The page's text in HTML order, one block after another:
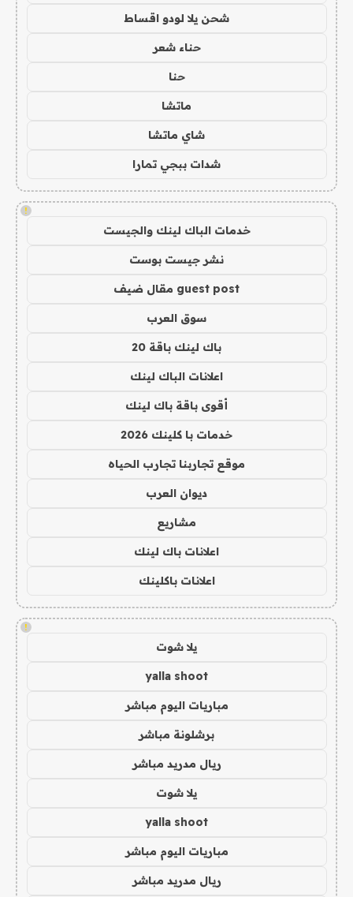
شحن يلا لودو اقساط
حناء شعر
حنا
ماتشا
شاي ماتشا
شدات ببجي تمارا
!
خدمات الباك لينك والجيست
نشر جيست بوست
guest post مقال ضيف
سوق العرب
باك لينك باقة 20
اعلانات الباك لينك
أقوى باقة باك لينك
خدمات با كلينك 2026
موقع تجاربنا تجارب الحياه
ديوان العرب
مشاريع
اعلانات باك لينك
اعلانات باكلينك
!
يلا شوت
yalla shoot
مباريات اليوم مباشر
برشلونة مباشر
ريال مدريد مباشر
يلا شوت
yalla shoot
مباريات اليوم مباشر
ريال مدريد مباشر